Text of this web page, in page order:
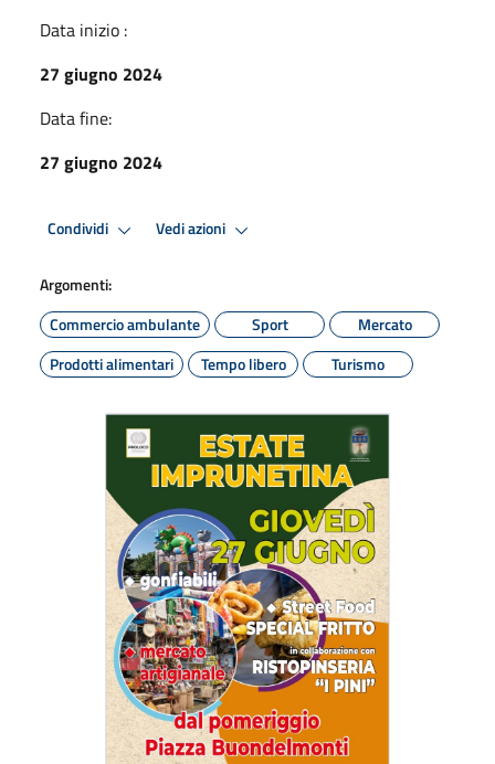
Data inizio :
27 giugno 2024
Data fine:
27 giugno 2024
Condividi Vedi azioni
Argomenti:
Commercio ambulante
Sport
Mercato
Prodotti alimentari
Tempo libero Turismo